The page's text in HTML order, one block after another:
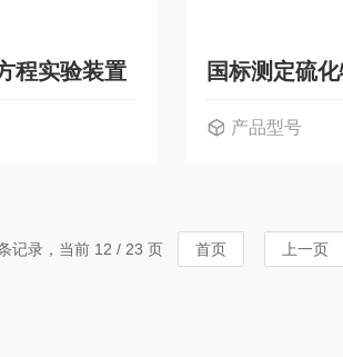
程实验装置
产品型号
记录，当前 12 / 23 页 首页 上一页